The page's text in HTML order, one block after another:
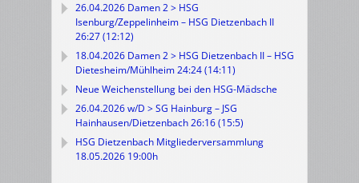
26.04.2026 Damen 2 > HSG
Isenburg/Zeppelinheim – HSG Dietzenbach II
26:27 (12:12)
18.04.2026 Damen 2 > HSG Dietzenbach II – HSG
Dietesheim/Mühlheim 24:24 (14:11)
Neue Weichenstellung bei den HSG-Mädsche
26.04.2026 w/D > SG Hainburg – JSG
Hainhausen/Dietzenbach 26:16 (15:5)
HSG Dietzenbach Mitgliederversammlung
18.05.2026 19:00h